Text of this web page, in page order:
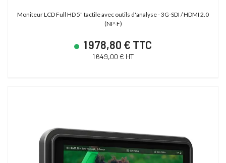
Moniteur LCD Full HD 5" tactile avec outils d'analyse - 3G-SDI / HDMI 2.0
(NP-F)
1 978,80 € TTC
1 649,00 € HT